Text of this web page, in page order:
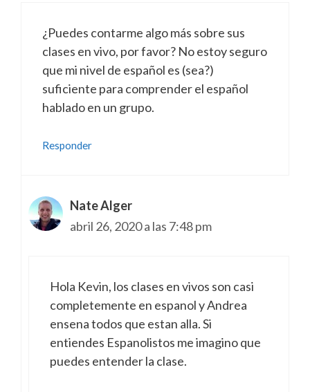
¿Puedes contarme algo más sobre sus
clases en vivo, por favor? No estoy seguro
que mi nivel de español es (sea?)
suficiente para comprender el español
hablado en un grupo.
Responder
Nate Alger
abril 26, 2020 a las 7:48 pm
Hola Kevin, los clases en vivos son casi
completemente en espanol y Andrea
ensena todos que estan alla. Si
entiendes Espanolistos me imagino que
puedes entender la clase.